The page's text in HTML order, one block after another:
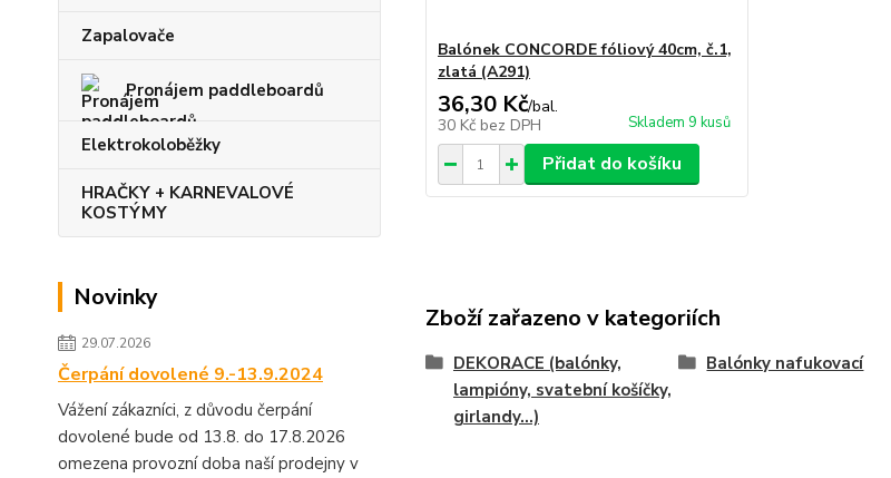
Zapalovače
Pronájem paddleboardů
Elektrokoloběžky
HRAČKY + KARNEVALOVÉ
KOSTÝMY
Novinky
29.07.2026
Čerpání dovolené 9.-13.9.2024
Vážení zákazníci, z důvodu čerpání
dovolené bude od 13.8. do 17.8.2026
omezena provozní doba naší prodejny v
Balónek CONCORDE fóliový 40cm, č.1,
zlatá (A291)
36,30 Kč/bal.
30 Kč bez DPH Skladem 9 kusů
Přidat do košíku
Zboží zařazeno v kategoriích
DEKORACE (balónky,
lampióny, svatební košíčky,
girlandy...)
Balónky nafukovací